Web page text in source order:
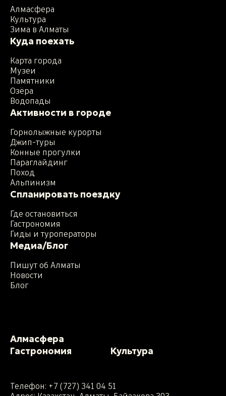
Алмасфера
Культура
Зима в Алматы
Куда поехать
Карта города
Музеи
Памятники
Озёра
Водопады
Активности в городе
Горнолыжные курорты
Джип-туры
Конные прогулки
Параглайдинг
Поход
Альпинизм
Спланировать поездку
Где остановиться
Гастрономия
Гиды и туроператоры
Медиа/Блог
Пишут об Алматы
Новости
Блог
Алмасфера
Гастрономия
Культура
Телефон: +7 (727) 341 04 51